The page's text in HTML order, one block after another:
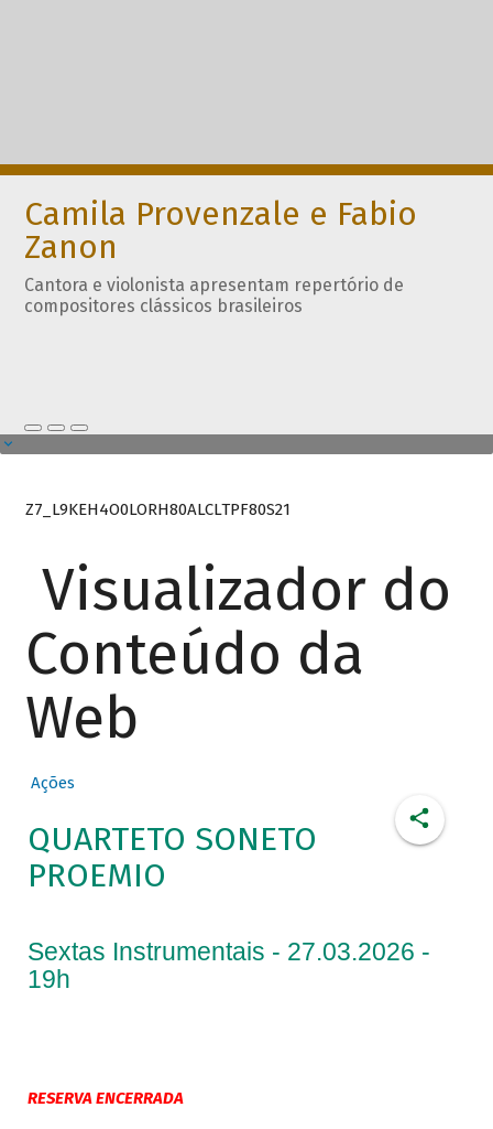
Camila Provenzale e Fabio
Zanon
Cantora e violonista apresentam repertório de
compositores clássicos brasileiros
Z7_L9KEH4O0LORH80ALCLTPF80S21
Visualizador do
Conteúdo da
Web
Ações
QUARTETO SONETO
PROEMIO
Sextas Instrumentais - 27.03.2026 -
19h
RESERVA ENCERRADA